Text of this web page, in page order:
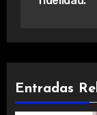
Entradas